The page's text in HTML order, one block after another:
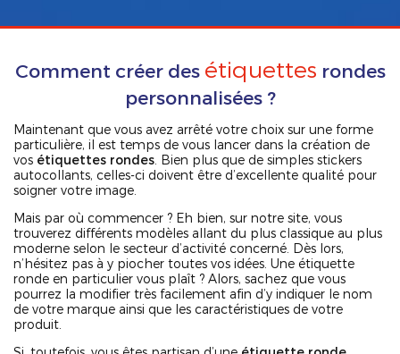
Comment créer des étiquettes rondes
personnalisées ?
Maintenant que vous avez arrêté votre choix sur une forme
particulière, il est temps de vous lancer dans la création de
vos étiquettes rondes . Bien plus que de simples stickers
autocollants, celles-ci doivent être d’excellente qualité pour
soigner votre image.
Mais par où commencer ? Eh bien, sur notre site, vous
trouverez différents modèles allant du plus classique au plus
moderne selon le secteur d’activité concerné. Dès lors,
n’hésitez pas à y piocher toutes vos idées. Une étiquette
ronde en particulier vous plaît ? Alors, sachez que vous
pourrez la modifier très facilement afin d’y indiquer le nom
de votre marque ainsi que les caractéristiques de votre
produit.